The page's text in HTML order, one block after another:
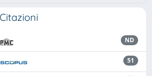
Citazioni
ND
51